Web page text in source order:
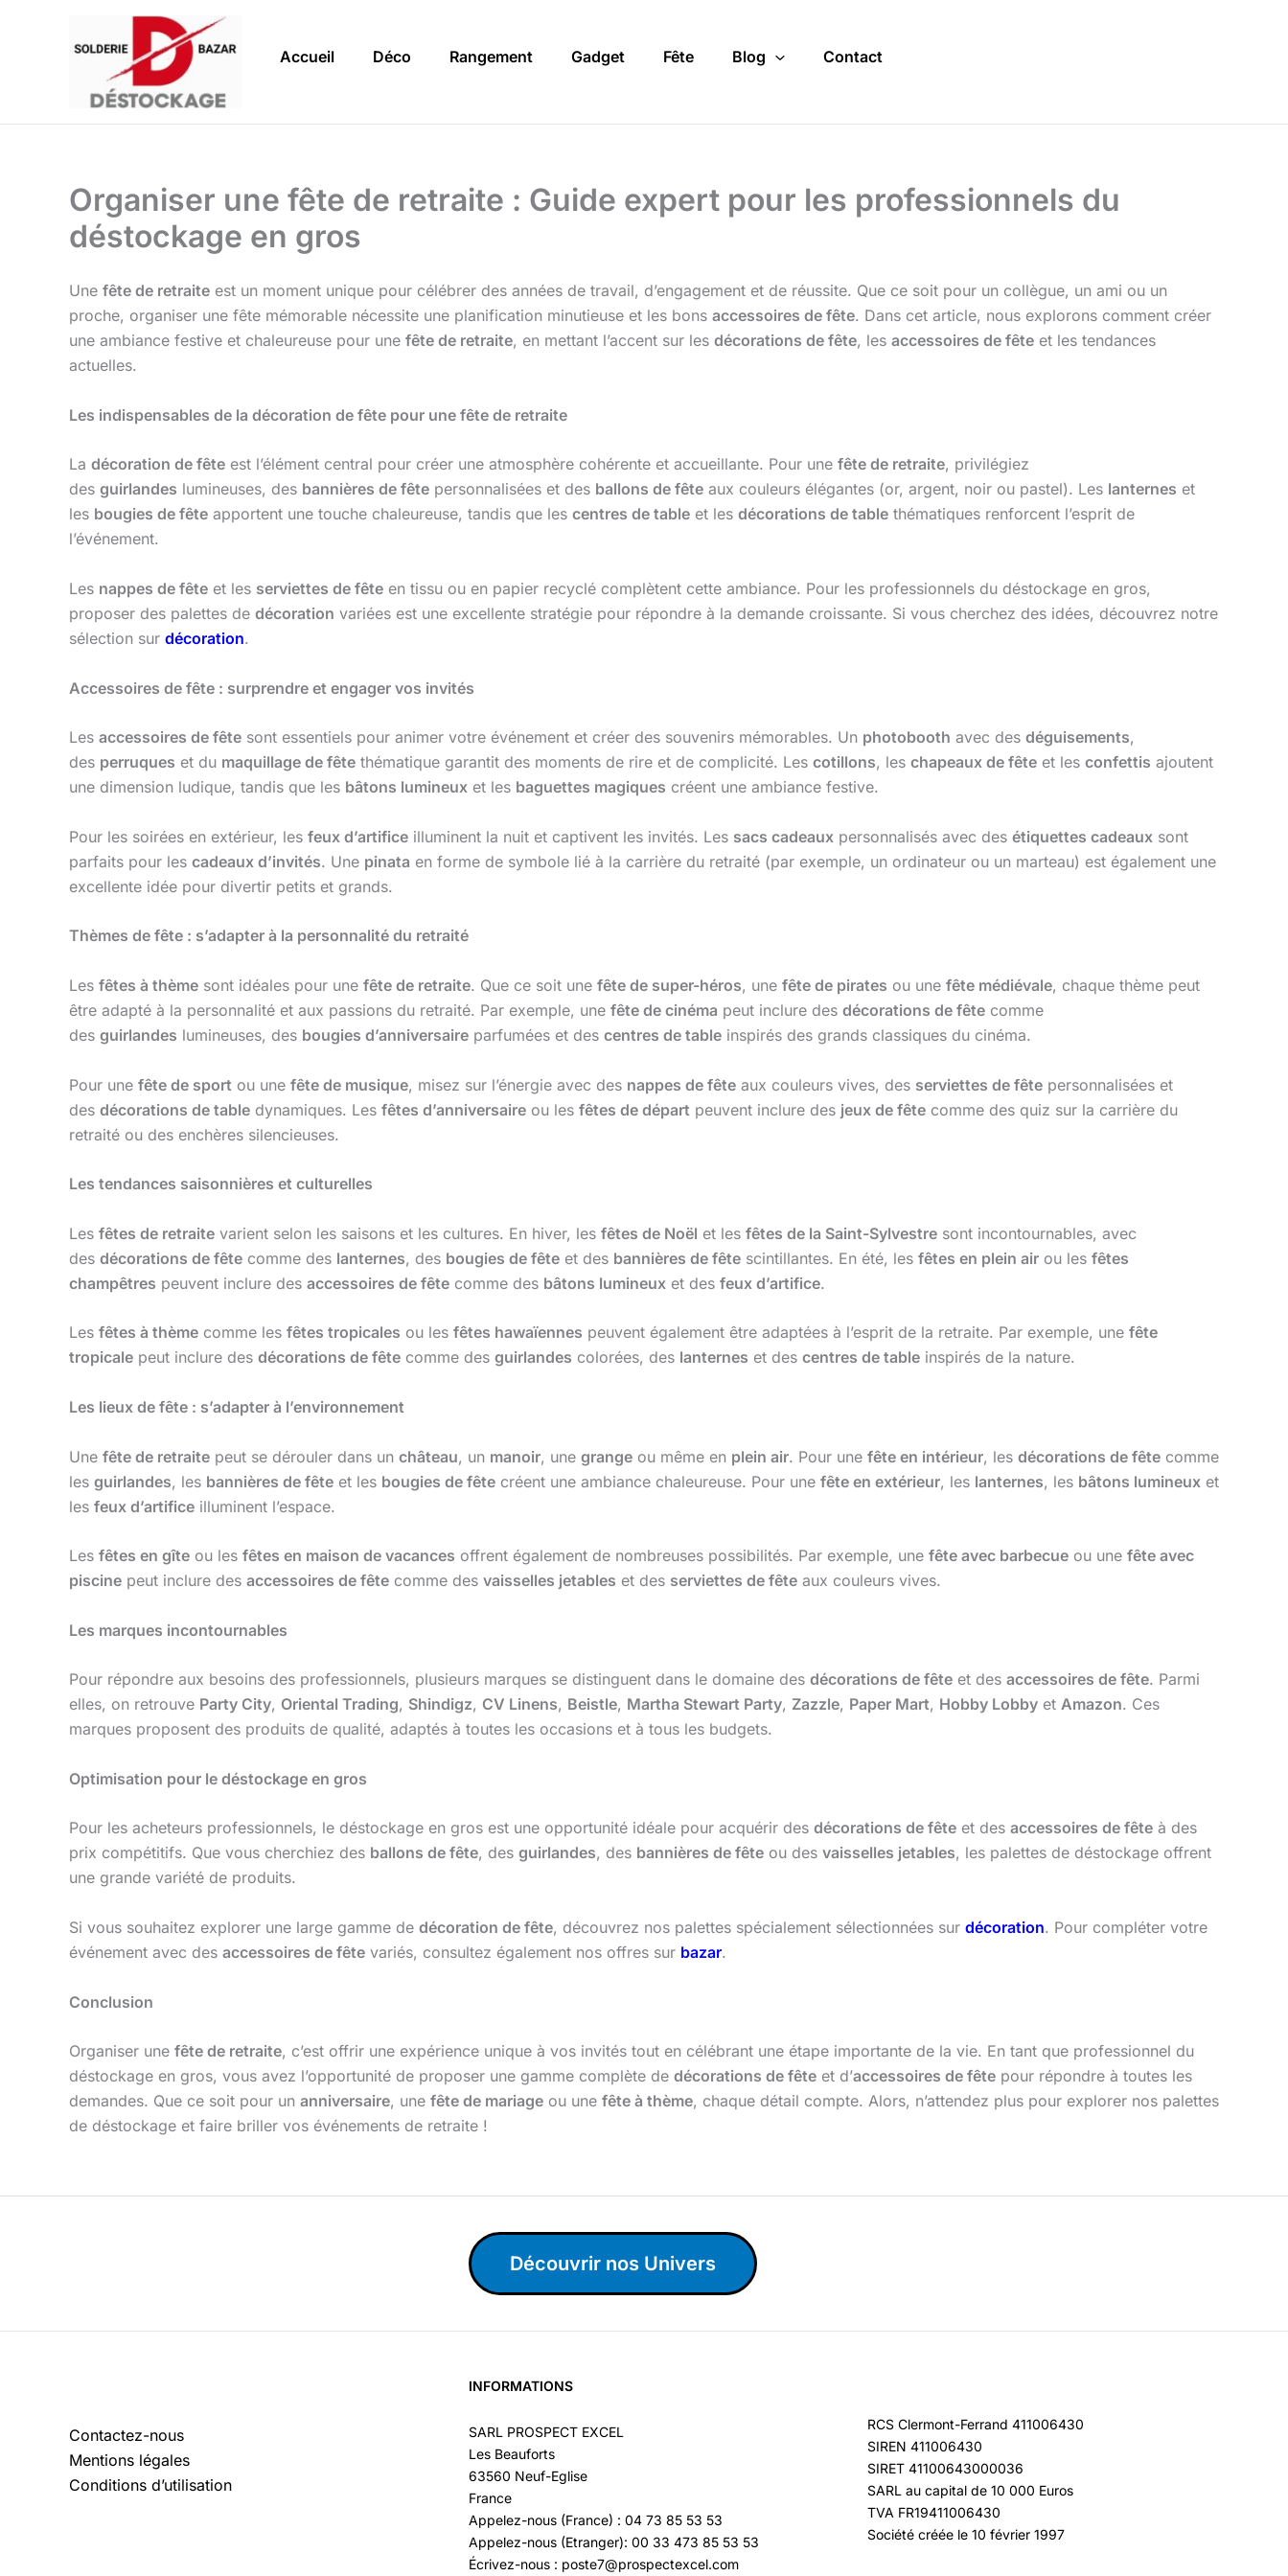
Accueil Déco Rangement Gadget Fête Blog Contact
Organiser une fête de retraite : Guide expert pour les professionnels du
déstockage en gros
Une fête de retraite est un moment unique pour célébrer des années de travail, d’engagement et de réussite. Que ce soit pour un collègue, un ami ou un
proche, organiser une fête mémorable nécessite une planification minutieuse et les bons accessoires de fête. Dans cet article, nous explorons comment créer
une ambiance festive et chaleureuse pour une fête de retraite, en mettant l’accent sur les décorations de fête, les accessoires de fête et les tendances
actuelles.
Les indispensables de la décoration de fête pour une fête de retraite
La décoration de fête est l’élément central pour créer une atmosphère cohérente et accueillante. Pour une fête de retraite, privilégiez
des guirlandes lumineuses, des bannières de fête personnalisées et des ballons de fête aux couleurs élégantes (or, argent, noir ou pastel). Les lanternes et
les bougies de fête apportent une touche chaleureuse, tandis que les centres de table et les décorations de table thématiques renforcent l’esprit de
l’événement.
Les nappes de fête et les serviettes de fête en tissu ou en papier recyclé complètent cette ambiance. Pour les professionnels du déstockage en gros,
proposer des palettes de décoration variées est une excellente stratégie pour répondre à la demande croissante. Si vous cherchez des idées, découvrez notre
sélection sur décoration.
Accessoires de fête : surprendre et engager vos invités
Les accessoires de fête sont essentiels pour animer votre événement et créer des souvenirs mémorables. Un photobooth avec des déguisements,
des perruques et du maquillage de fête thématique garantit des moments de rire et de complicité. Les cotillons, les chapeaux de fête et les confettis ajoutent
une dimension ludique, tandis que les bâtons lumineux et les baguettes magiques créent une ambiance festive.
Pour les soirées en extérieur, les feux d’artifice illuminent la nuit et captivent les invités. Les sacs cadeaux personnalisés avec des étiquettes cadeaux sont
parfaits pour les cadeaux d’invités. Une pinata en forme de symbole lié à la carrière du retraité (par exemple, un ordinateur ou un marteau) est également une
excellente idée pour divertir petits et grands.
Thèmes de fête : s’adapter à la personnalité du retraité
Les fêtes à thème sont idéales pour une fête de retraite. Que ce soit une fête de super-héros, une fête de pirates ou une fête médiévale, chaque thème peut
être adapté à la personnalité et aux passions du retraité. Par exemple, une fête de cinéma peut inclure des décorations de fête comme
des guirlandes lumineuses, des bougies d’anniversaire parfumées et des centres de table inspirés des grands classiques du cinéma.
Pour une fête de sport ou une fête de musique, misez sur l’énergie avec des nappes de fête aux couleurs vives, des serviettes de fête personnalisées et
des décorations de table dynamiques. Les fêtes d’anniversaire ou les fêtes de départ peuvent inclure des jeux de fête comme des quiz sur la carrière du
retraité ou des enchères silencieuses.
Les tendances saisonnières et culturelles
Les fêtes de retraite varient selon les saisons et les cultures. En hiver, les fêtes de Noël et les fêtes de la Saint-Sylvestre sont incontournables, avec
des décorations de fête comme des lanternes, des bougies de fête et des bannières de fête scintillantes. En été, les fêtes en plein air ou les fêtes
champêtres peuvent inclure des accessoires de fête comme des bâtons lumineux et des feux d’artifice.
Les fêtes à thème comme les fêtes tropicales ou les fêtes hawaïennes peuvent également être adaptées à l’esprit de la retraite. Par exemple, une fête
tropicale peut inclure des décorations de fête comme des guirlandes colorées, des lanternes et des centres de table inspirés de la nature.
Les lieux de fête : s’adapter à l’environnement
Une fête de retraite peut se dérouler dans un château, un manoir, une grange ou même en plein air. Pour une fête en intérieur, les décorations de fête comme
les guirlandes, les bannières de fête et les bougies de fête créent une ambiance chaleureuse. Pour une fête en extérieur, les lanternes, les bâtons lumineux et
les feux d’artifice illuminent l’espace.
Les fêtes en gîte ou les fêtes en maison de vacances offrent également de nombreuses possibilités. Par exemple, une fête avec barbecue ou une fête avec
piscine peut inclure des accessoires de fête comme des vaisselles jetables et des serviettes de fête aux couleurs vives.
Les marques incontournables
Pour répondre aux besoins des professionnels, plusieurs marques se distinguent dans le domaine des décorations de fête et des accessoires de fête. Parmi
elles, on retrouve Party City, Oriental Trading, Shindigz, CV Linens, Beistle, Martha Stewart Party, Zazzle, Paper Mart, Hobby Lobby et Amazon. Ces
marques proposent des produits de qualité, adaptés à toutes les occasions et à tous les budgets.
Optimisation pour le déstockage en gros
Pour les acheteurs professionnels, le déstockage en gros est une opportunité idéale pour acquérir des décorations de fête et des accessoires de fête à des
prix compétitifs. Que vous cherchiez des ballons de fête, des guirlandes, des bannières de fête ou des vaisselles jetables, les palettes de déstockage offrent
une grande variété de produits.
Si vous souhaitez explorer une large gamme de décoration de fête, découvrez nos palettes spécialement sélectionnées sur décoration. Pour compléter votre
événement avec des accessoires de fête variés, consultez également nos offres sur bazar.
Conclusion
Organiser une fête de retraite, c’est offrir une expérience unique à vos invités tout en célébrant une étape importante de la vie. En tant que professionnel du
déstockage en gros, vous avez l’opportunité de proposer une gamme complète de décorations de fête et d’accessoires de fête pour répondre à toutes les
demandes. Que ce soit pour un anniversaire, une fête de mariage ou une fête à thème, chaque détail compte. Alors, n’attendez plus pour explorer nos palettes
de déstockage et faire briller vos événements de retraite !
Découvrir nos Univers
Contactez-nous
Mentions légales
Conditions d’utilisation
INFORMATIONS
SARL PROSPECT EXCEL
Les Beauforts
63560 Neuf-Eglise
France
Appelez-nous (France) : 04 73 85 53 53
Appelez-nous (Etranger): 00 33 473 85 53 53
Écrivez-nous : poste7@prospectexcel.com
RCS Clermont-Ferrand 411006430
SIREN 411006430
SIRET 41100643000036
SARL au capital de 10 000 Euros
TVA FR19411006430
Société créée le 10 février 1997